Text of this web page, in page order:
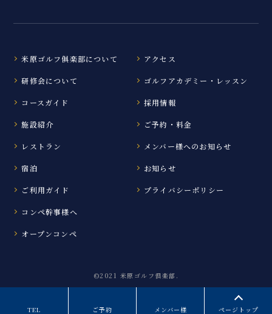
TEL ご予約 メンバー様 ページトップ
米原ゴルフ俱楽部について
研修会について
コースガイド
施設紹介
レストラン
宿泊
ご利用ガイド
コンペ幹事様へ
オープンコンペ
アクセス
ゴルフアカデミー・レッスン
採用情報
ご予約・料金
メンバー様へのお知らせ
お知らせ
プライバシーポリシー
©2021 米原ゴルフ倶楽部.